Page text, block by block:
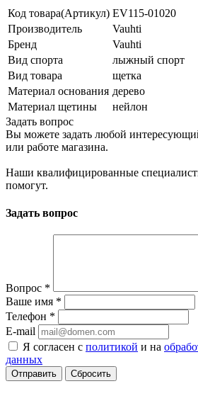
Код товара(Артикул) EV115-01020
Производитель
Vauhti
Бренд
Vauhti
Вид спорта
лыжный спорт
Вид товара
щетка
Материал основания дерево
Материал щетины
нейлон
Задать вопрос
Вы можете задать любой
или работе магазина.
Наши квалифицированные
помогут.
Задать вопрос
Вопрос *
Ваше имя *
Телефон *
E-mail
Я согласен с политикой и на
данных
Сбросить